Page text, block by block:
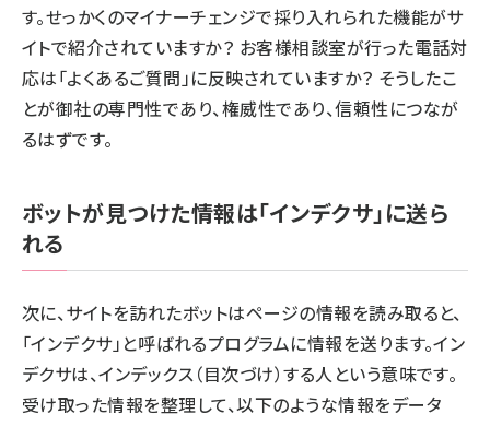
す。せっかくのマイナーチェンジで採り入れられた機能がサ
イトで紹介されていますか？ お客様相談室が行った電話対
応は「よくあるご質問」に反映されていますか？ そうしたこ
とが御社の専門性であり、権威性であり、信頼性につなが
るはずです。
ボットが見つけた情報は「インデクサ」に送ら
れる
次に、サイトを訪れたボットはページの情報を読み取ると、
「インデクサ」と呼ばれるプログラムに情報を送ります。イン
デクサは、インデックス（目次づけ）する人という意味です。
受け取った情報を整理して、以下のような情報をデータ